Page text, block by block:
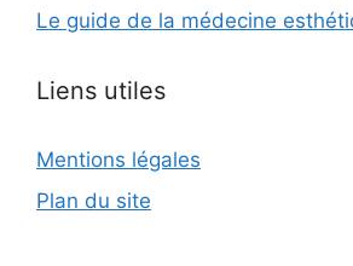
Le guide de la médecine
Liens utiles
Mentions légales
Plan du site